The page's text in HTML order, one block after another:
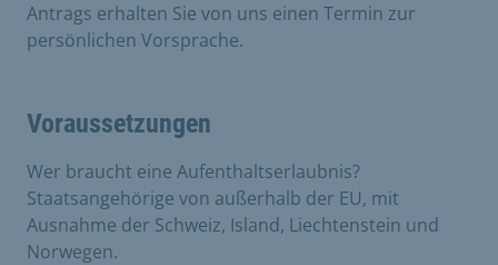
Antrags erhalten Sie von uns einen Termin zur
persönlichen Vorsprache.
Voraussetzungen
Wer braucht eine Aufenthaltserlaubnis?
Staatsangehörige von außerhalb der EU, mit
Ausnahme der Schweiz, Island, Liechtenstein und
Norwegen.